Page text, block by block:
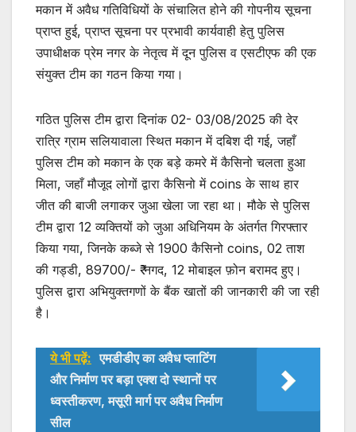
मकान में अवैध गतिविधियों के संचालित होने की गोपनीय सूचना
प्राप्त हुई, प्राप्त सूचना पर प्रभावी कार्यवाही हेतु पुलिस
उपाधीक्षक प्रेम नगर के नेतृत्व में दून पुलिस व एसटीएफ की एक
संयुक्त टीम का गठन किया गया।
गठित पुलिस टीम द्वारा दिनांक 02- 03/08/2025 की देर
रात्रि ग्राम सलियावाला स्थित मकान में दबिश दी गई, जहाँ
पुलिस टीम को मकान के एक बड़े कमरे में कैसिनो चलता हुआ
मिला, जहाँ मौजूद लोगों द्वारा कैसिनो में coins के साथ हार
जीत की बाजी लगाकर जुआ खेला जा रहा था। मौके से पुलिस
टीम द्वारा 12 व्यक्तियों को जुआ अधिनियम के अंतर्गत गिरफ्तार
किया गया, जिनके कब्जे से 1900 कैसिनो coins, 02 ताश
की गड्डी, 89700/- ₹ नगद, 12 मोबाइल फ़ोन बरामद हुए।
पुलिस द्वारा अभियुक्तगणों के बैंक खातों की जानकारी की जा रही
है।
ये भी पढ़ें: एमडीडीए का अवैध प्लाटिंग
और निर्माण पर बड़ा एक्श दो स्थानों पर
ध्वस्तीकरण, मसूरी मार्ग पर अवैध निर्माण
सील